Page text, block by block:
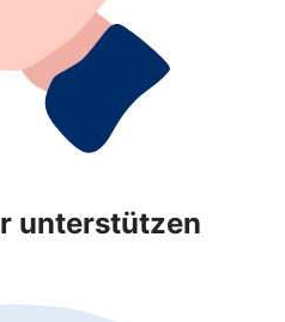
unterstützen